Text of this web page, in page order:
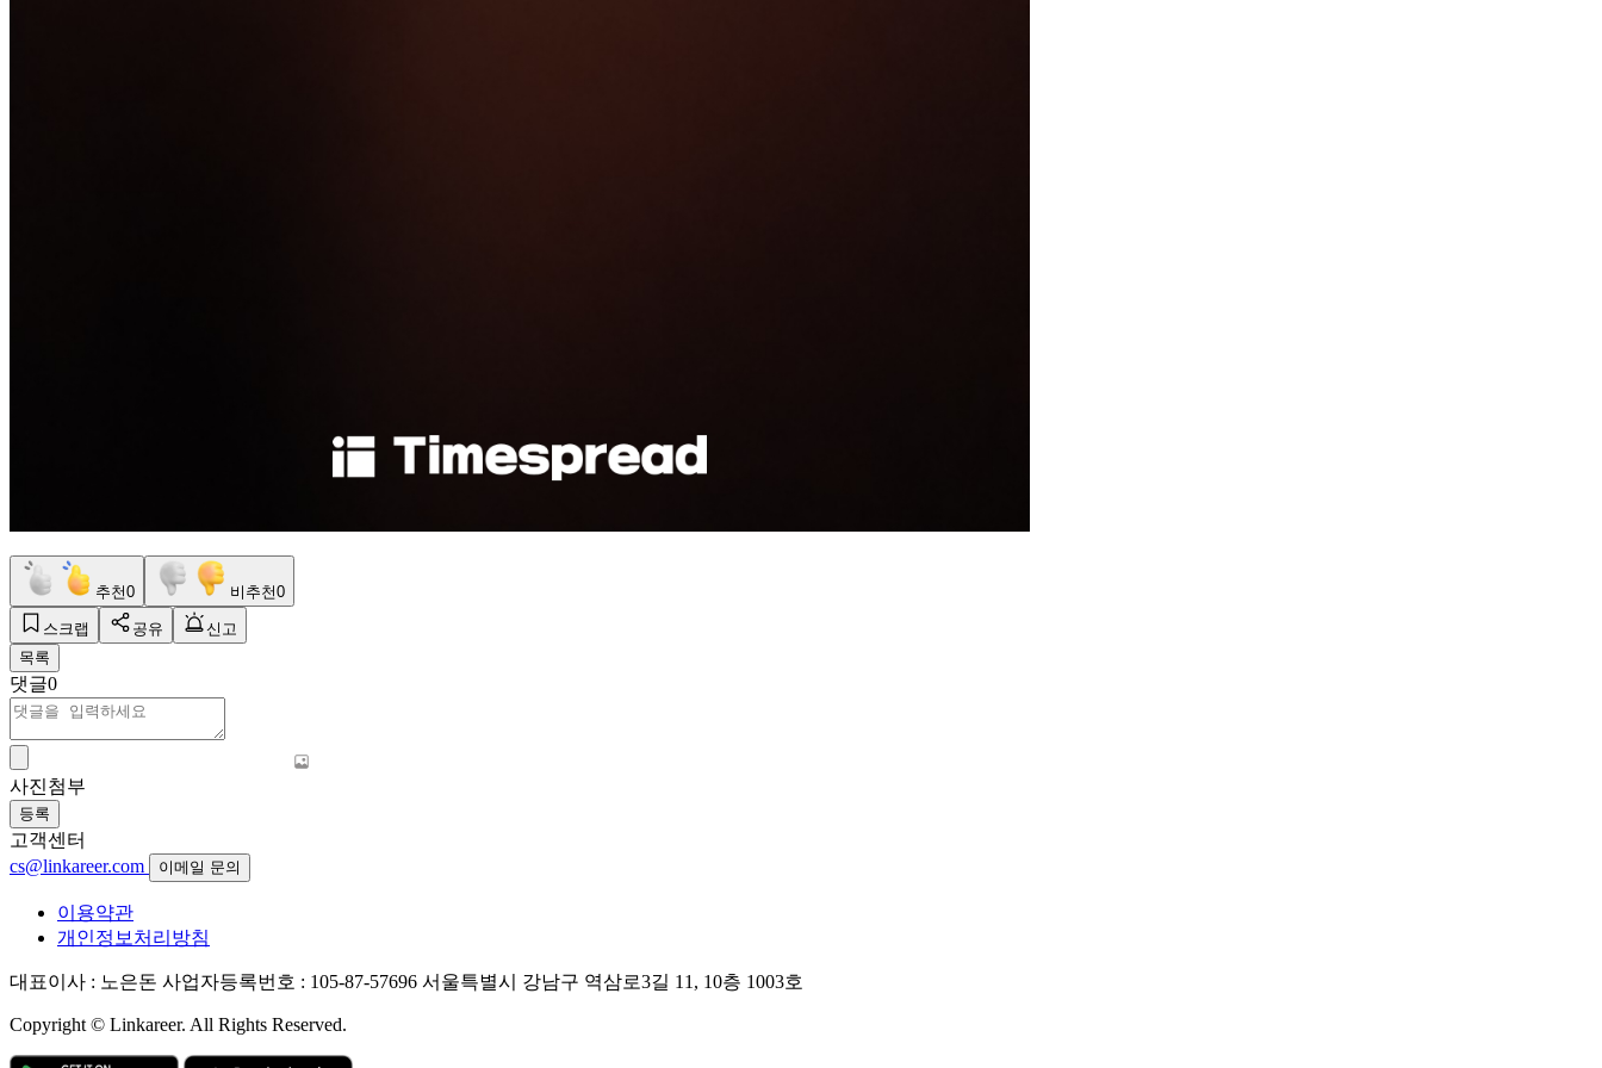
추천0 비추천0
스크랩 공유
신고
목록
댓글0
사진첨부
등록
고객센터
cs@linkareer.com
이메일 문의
이용약관
개인정보처리방침
대표이사 : 노은돈 사업자등록번호 : 105-87-57696 서울특별시 강남구 역삼로3길 11, 10층 1003호
Copyright © Linkareer. All Rights Reserved.